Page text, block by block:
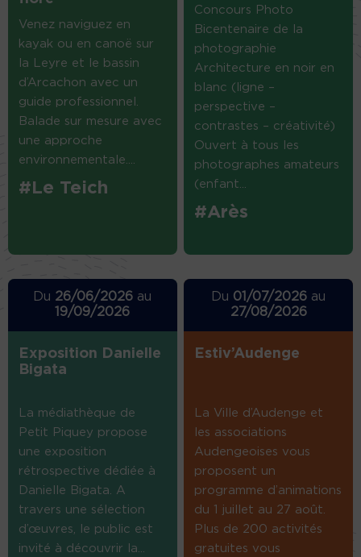
Venez naviguez en
kayak ou en canoë sur
la Leyre et le bassin
d’Arcachon avec un
guide professionnel.
Balade sur mesure avec
une approche
environnementale....
#Le Teich
Concours Photo
Bicentenaire de la
photographie
Architecture en noir en
blanc (ligne –
perspective –
contrastes – créativité)
Ouvert à tous les
photographes amateurs
(enfant...
#Arès
Du 26/06/2026 au
19/09/2026
Exposition Danielle
Bigata
La médiathèque de
Petit Piquey propose
une exposition
rétrospective dédiée à
Danielle Bigata. A
travers une sélection
d’œuvres, le public est
invité à découvrir la...
Du 01/07/2026 au
27/08/2026
Estiv’Audenge
La Ville d’Audenge et
les associations
Audengeoises vous
proposent un
programme d’animations
du 1 juillet au 27 août.
Plus de 200 activités
gratuites vous